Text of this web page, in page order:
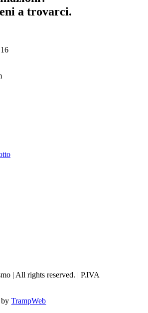
a trovarci.
| All rights reserved. | P.IVA
byTrampWeb